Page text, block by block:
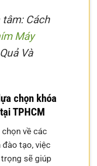
Cách
Máy
Và
chọn khóa
TPHCM
về các
tạo, việc
sẽ giúp